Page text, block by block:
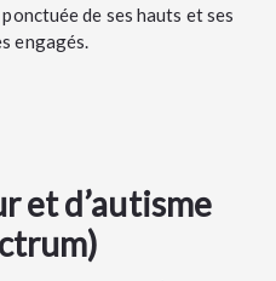
de ses hauts et ses
engagés.
et d’autisme